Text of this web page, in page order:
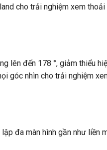
cho trải nghiệm xem thoải
lên đến 178 °, giảm thiểu
góc nhìn cho trải nghiệm
đa màn hình gần như liền